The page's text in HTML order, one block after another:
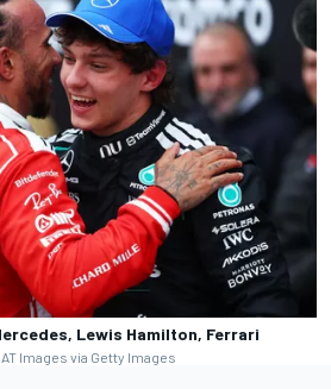
Lewis Hamilton, Ferrari
Images via Getty Images